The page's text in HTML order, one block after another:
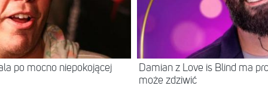
po mocno niepokojącej
Damian z Love is Blind ma
może zdziwić